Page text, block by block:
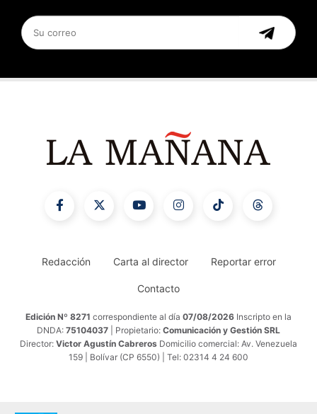
Redacción Carta al director Reportar error
Contacto
Edición Nº 8271 correspondiente al día 07/08/2026 Inscripto en la
DNDA: 75104037 | Propietario: Comunicación y Gestión SRL
Director: Victor Agustín Cabreros Domicilio comercial: Av. Venezuela
159 | Bolívar (CP 6550) | Tel: 02314 4 24 600